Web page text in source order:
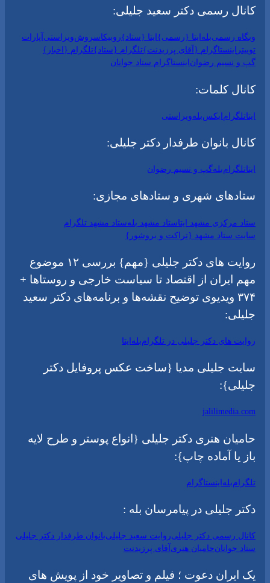
کانال رسمی دکتر سعید جلیلی:
وبگاه رسمیبلهایتا {رسمی}ایتا {ستاد}روبیکاسروشویراستیآپارات
توییتر اینستاگرام {آقای پرزیدنت}تلگرام {ستاد}تلگرام {اخبار}
گپ و نسیم رضواناینستاگرام ستاد جوانان
کانال کلمات:
ایتاتلگرامایکسبلهویراستی
کانال بانوان طرفدار دکتر جلیلی:
ایتاتلگرامبلهگپ و نسیم رضوان
ستادهای شهری و ستادهای مجازی:
ستاد مرکزی مشهد ایتاستاد مشهد بلهستاد مشهد تلگرام
سایت ستاد مشهد {تراکت و بروشور}
روایت های دکتر جلیلی {مهم} بررسی ۱۲ موضوع
مهم ایران از اقتصاد تا سیاست خارجی و روستاها +
۳۷۴ ویدیوی توضیح نقشه‌ها و برنامه‌های دکتر سعید
جلیلی:
روایت های دکتر جلیلی در تلگرامبلهایتا
سایت جلیلی مدیا {ساخت عکس پروفایل دکتر
جلیلی}:
jalilimedia.com
حامیان هنری دکتر جلیلی {انواع پوستر و طرح لایه
باز یا آماده چاپ}:
تلگرامبلهاینستاگرام
دکتر جلیلی در پیامرسان بله :
کانال رسمی دکتر جلیلیروایت سعید جلیلیبانوان طرفدار دکتر جلیلی
ستاد جوانانحامیان هنریآقای پرزیدنت
یک ایران دعوت ؛ فیلم و تصاویر خود از پویش های